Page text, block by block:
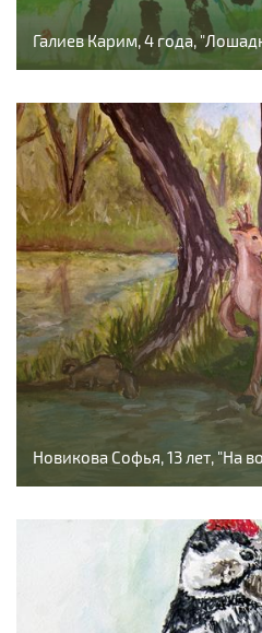
Галиев Карим, 4 года,
Новикова Софья, 13 лет, "На